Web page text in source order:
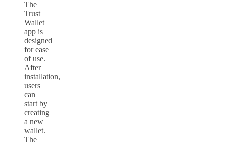
The
Trust
Wallet
app is
designed
for ease
of use.
After
installation,
users
can
start by
creating
a new
wallet.
The